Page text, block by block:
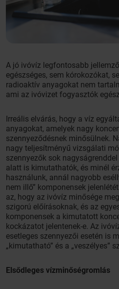
A jó ivóvíz legfontosabb
egészséges, sem kórokozókat,
radioaktív anyagokat nem
ami az ivóvizet fogyasztók
Irreális elvárás, hogy a víz
anyagokat, amelyek nagy
szennyeződésnek minősülnek.
nagy teljesítményű vizsgálati
szennyezők sok
alatt is kimutathatók, és minél
használunk, annál nagyobb
nem illő” komponensek
az, hogy az ivóvíz minősége
szigorú előírásoknak, és az
komponensek a kimutatott
kockázatot jelentenek-e. Az
esetleges szennyezői esetén is
„kimutatható” és a „veszélyes”
Elsődleges vízminőségromlás